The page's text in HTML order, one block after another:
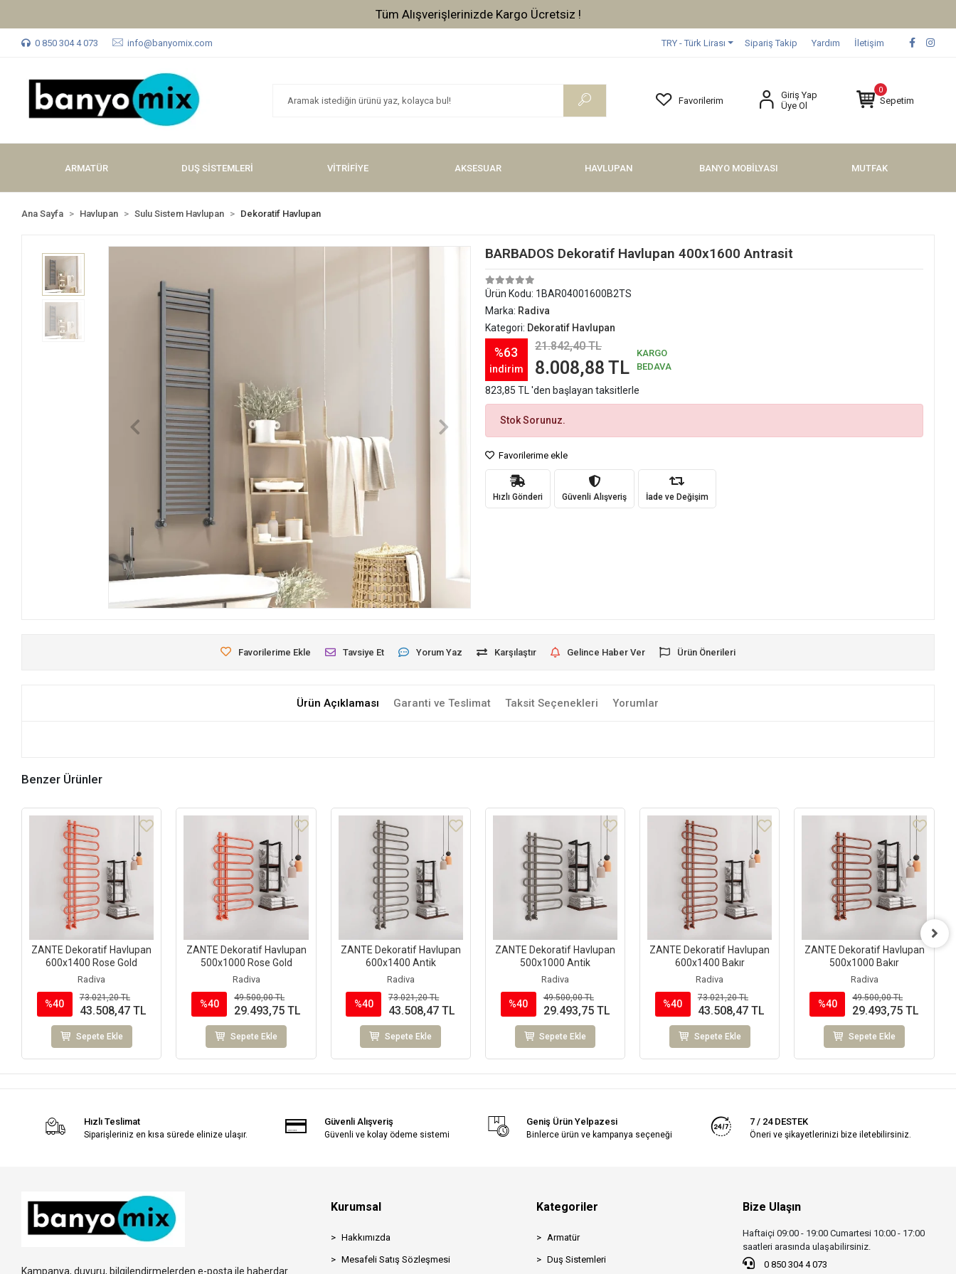
Tüm Alışverişlerinizde Kargo Ücretsiz !
0 850 304 4 073 info@banyomix.com TRY - Türk Lirası Sipariş Takip Yardım İletişim
Favorilerim
Giriş Yap
Üye Ol
0
Sepetim
ARMATÜR DUŞ SİSTEMLERİ VİTRİFİYE AKSESUAR HAVLUPAN BANYO MOBİLYASI MUTFAK
Ana Sayfa Havlupan Sulu Sistem Havlupan Dekoratif Havlupan
BARBADOS Dekoratif Havlupan 400x1600 Antrasit
Ürün Kodu: 1BAR04001600B2TS
Marka: Radiva
Kategori: Dekoratif Havlupan
%63
indirim
21.842,40 TL
8.008,88 TL
KARGO
BEDAVA
823,85 TL 'den başlayan taksitlerle
Stok Sorunuz.
Favorilerime ekle
Hızlı Gönderi Güvenli Alışveriş İade ve Değişim
Favorilerime Ekle Tavsiye Et Yorum Yaz Karşılaştır Gelince Haber Ver Ürün Önerileri
Ürün Açıklaması Garanti ve Teslimat Taksit Seçenekleri Yorumlar
Benzer Ürünler
ZANTE Dekoratif Havlupan
600x1400 Rose Gold
Radiva
%40
73.021,20 TL
43.508,47 TL
Sepete Ekle
ZANTE Dekoratif Havlupan
500x1000 Rose Gold
Radiva
%40
49.500,00 TL
29.493,75 TL
Sepete Ekle
ZANTE Dekoratif Havlupan
600x1400 Antik
Radiva
%40
73.021,20 TL
43.508,47 TL
Sepete Ekle
ZANTE Dekoratif Havlupan
500x1000 Antik
Radiva
%40
49.500,00 TL
29.493,75 TL
Sepete Ekle
ZANTE Dekoratif Havlupan
600x1400 Bakır
Radiva
%40
73.021,20 TL
43.508,47 TL
Sepete Ekle
ZANTE Dekoratif Havlupan
500x1000 Bakır
Radiva
%40
49.500,00 TL
29.493,75 TL
Sepete Ekle
Hızlı Teslimat
Siparişleriniz en kısa sürede elinize ulaşır.
Güvenli Alışveriş
Güvenli ve kolay ödeme sistemi
Geniş Ürün Yelpazesi
Binlerce ürün ve kampanya seçeneği
7 / 24 DESTEK
Öneri ve şikayetlerinizi bize iletebilirsiniz.
Kampanya, duyuru, bilgilendirmelerden e-posta ile haberdar
Kurumsal
Hakkımızda
Mesafeli Satış Sözleşmesi
Kategoriler
Armatür
Duş Sistemleri
Bize Ulaşın
Haftaiçi 09:00 - 19:00 Cumartesi 10:00 - 17:00
saatleri arasında ulaşabilirsiniz.
0 850 304 4 073